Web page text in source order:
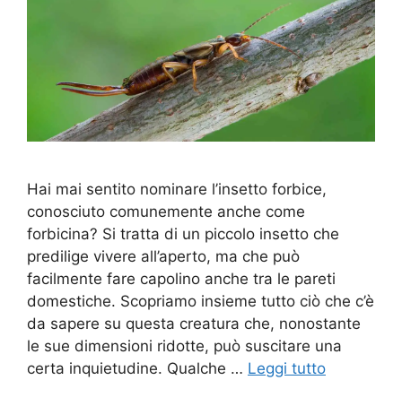
Hai mai sentito nominare l’insetto forbice,
conosciuto comunemente anche come
forbicina? Si tratta di un piccolo insetto che
predilige vivere all’aperto, ma che può
facilmente fare capolino anche tra le pareti
domestiche. Scopriamo insieme tutto ciò che c’è
da sapere su questa creatura che, nonostante
le sue dimensioni ridotte, può suscitare una
certa inquietudine. Qualche … Leggi tutto